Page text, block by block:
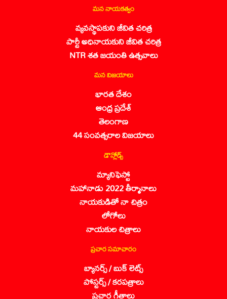
మన నాయకత్వం
వ్యవస్థాపకుని జీవిత చరిత్ర
పార్టీ అధినాయకుని జీవిత చరిత్ర
NTR శత జయంతి ఉత్సవాలు
మన విజయాలు
భారత దేశం
ఆంధ్ర ప్రదేశ్
తెలంగాణ
44 సంవత్సరాల విజయాలు
డౌన్లోడ్స్
మ్యానిఫెస్టో
మహానాడు 2022 తీర్మానాలు
నాయకుడితో నా చిత్రం
లోగోలు
నాయకుల చిత్రాలు
ప్రచార సమాచారం
బ్యానర్స్ / బుక్ లెట్స్
పోస్టర్స్ / కరపత్రాలు
ప్రచార గీతాలు